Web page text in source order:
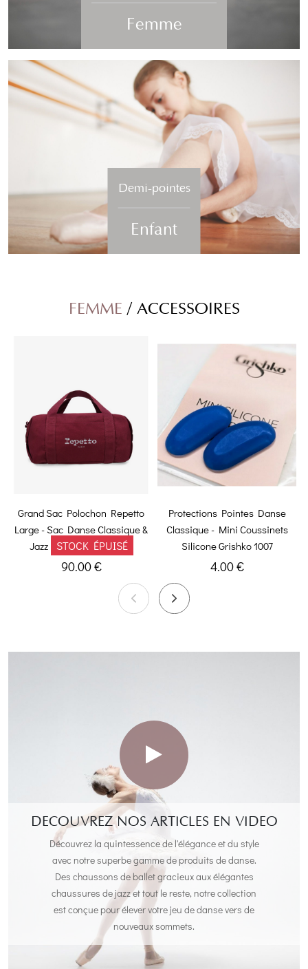
Femme
Demi-pointes
Enfant
FEMME / ACCESSOIRES
Grand Sac Polochon Repetto
Large - Sac Danse Classique &
Jazz
STOCK ÉPUISÉ
90.00 €
Protections Pointes Danse
Classique - Mini Coussinets
Silicone Grishko 1007
4.00 €
DECOUVREZ NOS ARTICLES EN VIDEO
Découvrez la quintessence de l'élégance et du style
avec notre superbe gamme de produits de danse.
Des chaussons de ballet gracieux aux élégantes
chaussures de jazz et tout le reste, notre collection
est conçue pour élever votre jeu de danse vers de
nouveaux sommets.